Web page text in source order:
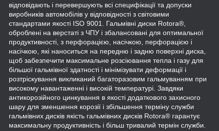
відповідають і перевершують всі специфікації та допуски
виробників автомобілів у відповідності з світовими
стандартами якості ISO 9001. Гальмівні диски Rotora®,
оброблені на верстаті з ЧПУ і збалансовані для оптимальної
продуктивності, з перфорацією, насічкою, перфорацією і
насічкою, які наноситься на передню і задню поверхні диска,
щоб забезпечити максимальне розсіювання тепла і газу для
більшої гальмівної здатності і мінімізувати деформації і
розтріскування викликаний багаторазовим гальмуванням при
високому навантаженні і високій температурі. Завдяки
антикорозійного цинкування в якості додаткового захисного
шару для зменшення корозії і збільшення терміну служби
гальмівних дисків якість гальмівних дисків Rotora® гарантує
максимальну продуктивність і більш тривалий термін служби.